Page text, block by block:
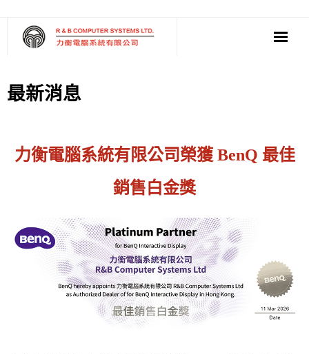
‧ 多媒體影音
最新消息
力衡電腦系統有限公司榮獲 BenQ 最佳
銷售白金獎